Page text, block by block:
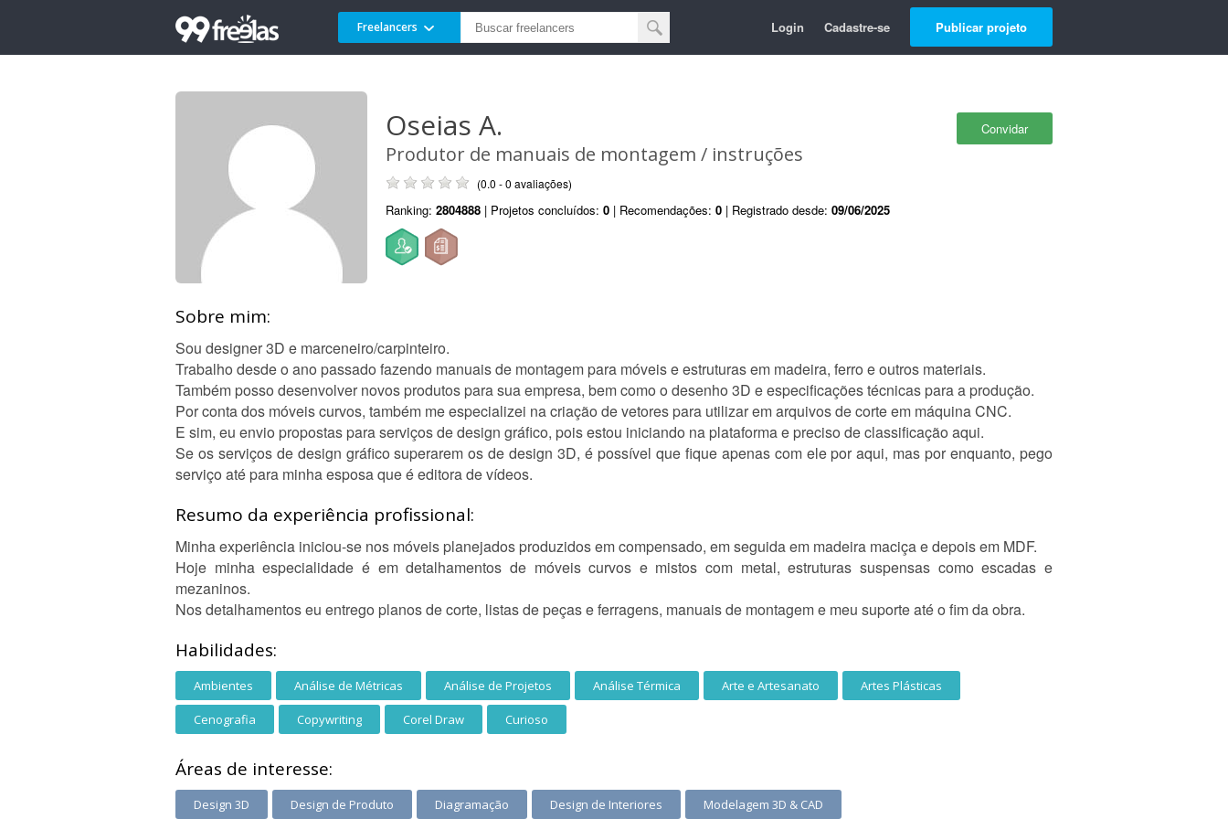
Freelancers Login Cadastre-se Publicar projeto
Convidar
Oseias A.
Produtor de manuais de montagem / instruções
(0.0 - 0 avaliações)
Ranking: 2804888 | Projetos concluídos: 0 | Recomendações: 0 | Registrado desde: 09/06/2025
Sobre mim:
Sou designer 3D e marceneiro/carpinteiro.
Trabalho desde o ano passado fazendo manuais de montagem para móveis e estruturas em madeira, ferro e outros materiais.
Também posso desenvolver novos produtos para sua empresa, bem como o desenho 3D e especificações técnicas para a produção.
Por conta dos móveis curvos, também me especializei na criação de vetores para utilizar em arquivos de corte em máquina CNC.
E sim, eu envio propostas para serviços de design gráfico, pois estou iniciando na plataforma e preciso de classificação aqui.
Se os serviços de design gráfico superarem os de design 3D, é possível que fique apenas com ele por aqui, mas por enquanto, pego
serviço até para minha esposa que é editora de vídeos.
Resumo da experiência profissional:
Minha experiência iniciou-se nos móveis planejados produzidos em compensado, em seguida em madeira maciça e depois em MDF.
Hoje minha especialidade é em detalhamentos de móveis curvos e mistos com metal, estruturas suspensas como escadas e
mezaninos.
Nos detalhamentos eu entrego planos de corte, listas de peças e ferragens, manuais de montagem e meu suporte até o fim da obra.
Habilidades:
Ambientes Análise de Métricas Análise de Projetos Análise Térmica Arte e Artesanato Artes Plásticas
Cenografia Copywriting Corel Draw Curioso
Áreas de interesse:
Design 3D Design de Produto Diagramação Design de Interiores Modelagem 3D & CAD